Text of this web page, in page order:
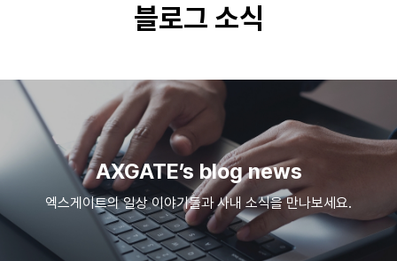
제품
구매 및
문의
↗
블로그 소식
AXGATE’s blog news
엑스게이트의 일상 이야기들과 사내 소식을 만나보세요.